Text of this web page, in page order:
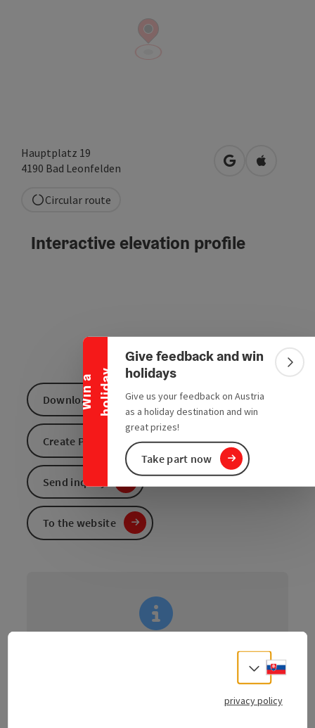
W
i
n
a
h
o
l
i
d
a y
Collapse banner
Give feedback and win
holidays
Give us your feedback on Austria
as a holiday destination and win
great prizes!
Take part now
Hauptplatz 19
4190 Bad Leonfelden open in Google
Open in
Circular route
Interactive elevation profile
Download GPS data
Create PDF
Send inquiry
To the website
Select
privacy policy